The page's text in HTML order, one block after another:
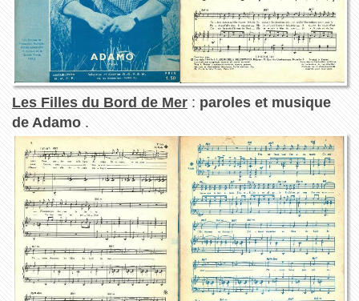
Les Filles du Bord de Mer: paroles et musique
de Adamo.